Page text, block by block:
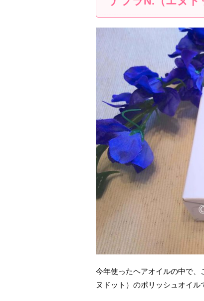
今年使ったヘアオイルの中で
ヌドット）のポリッシュオイル